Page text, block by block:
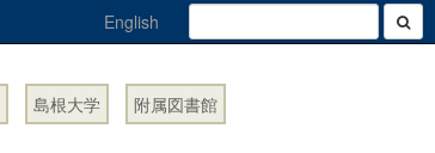
English
島根大学 附属図書館